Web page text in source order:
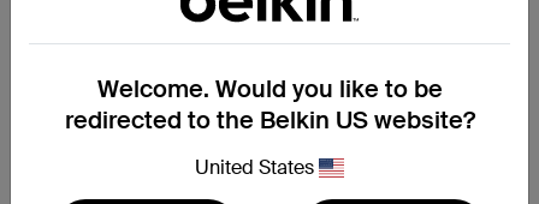
Welcome. Would you like to be
redirected to the Belkin US website?
United States